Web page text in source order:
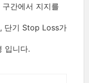
간에서 지지를
단기 Stop Loss가
입니다.